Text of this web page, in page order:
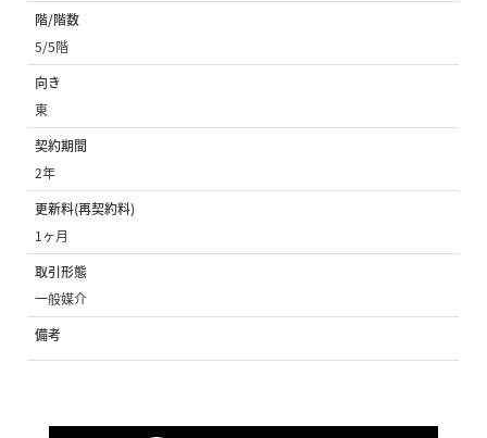
階/階数
5/5階
向き
東
契約期間
2年
更新料(再契約料)
1ヶ月
取引形態
一般媒介
備考